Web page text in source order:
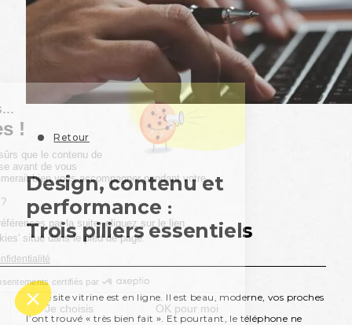
Retour
Design, contenu et
performance :
Trois piliers essentiels
Votre site vitrine est en ligne. Il est beau, moderne, vos proches
l’ont trouvé « très bien fait ». Et pourtant, le téléphone ne